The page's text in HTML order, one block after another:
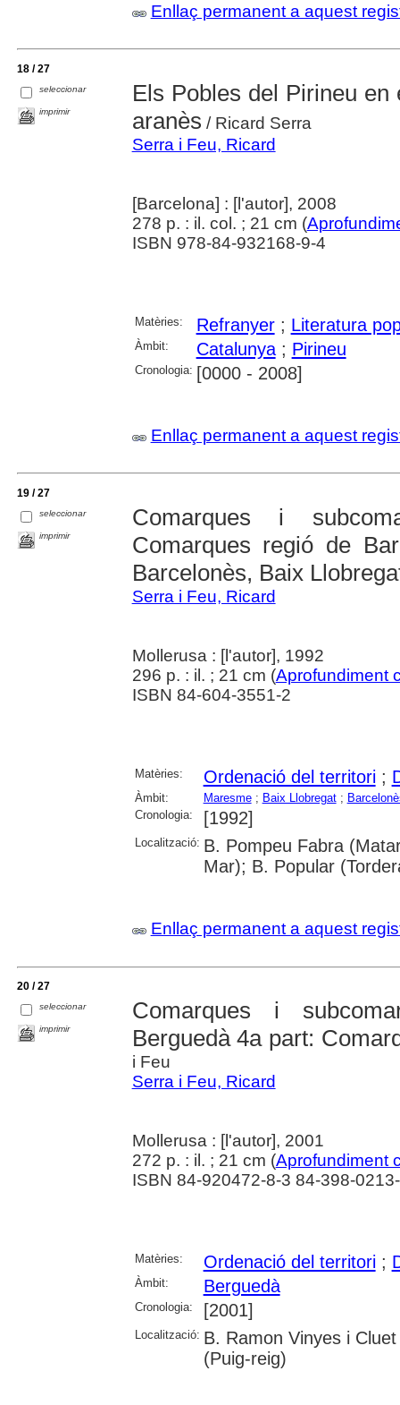
Enllaç permanent a aquest
18 / 27
seleccionar
imprimir
Els Pobles del Pirineu
aranès / Ricard Serra
Serra i Feu, Ricard
[Barcelona] : [l'autor], 2008
278 p. : il. col. ; 21 cm (
ISBN 978-84-932168-9-4
Matèries: Refranyer; Literatura
Àmbit: Catalunya; Pirineu
Cronologia: [0000 - 2008]
Enllaç permanent a aquest
19 / 27
seleccionar
imprimir
Comarques i
Comarques regió de
Barcelonès, Baix
Serra i Feu, Ricard
Mollerusa : [l'autor], 1992
296 p. : il. ; 21 cm (Aprofundiment
ISBN 84-604-3551-2
Matèries: Ordenació del territori;
Àmbit: Maresme; Baix Llobregat;
Cronologia:
[1992]
Localització: B. Pompeu Fabra
Mar); B. Popular
Enllaç permanent a aquest
20 / 27
seleccionar
imprimir
Comarques i
Berguedà 4a part:
i Feu
Serra i Feu, Ricard
Mollerusa : [l'autor], 2001
272 p. : il. ; 21 cm (Aprofundiment
ISBN 84-920472-8-3 84-398-
Matèries: Ordenació del territori;
Àmbit: Berguedà
Cronologia: [2001]
Localització: B. Ramon Vinyes i
(Puig-reig)